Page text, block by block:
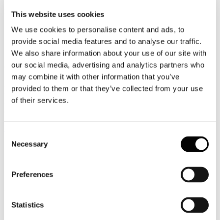
This website uses cookies
We use cookies to personalise content and ads, to
provide social media features and to analyse our traffic.
We also share information about your use of our site with
our social media, advertising and analytics partners who
may combine it with other information that you’ve
provided to them or that they’ve collected from your use
of their services.
Selection
Necessary
Preferences
Statistics
Luglio
2026
News 2026
Boeing: la flotta aerea entro il 2045 toccherà 500mila velivoli
Cieli sempre più affollati da qui ai prossimi 20 anni: entro il 2045 la
flotta mondiale dell’aviazione commerciale toccherà oltre 50.000
aeromobili secondo la previsione contenuta nel Commercial Market
Outlook 2026 di Boeing che prevede un basso impatto delle attuali
criticità del settore sulla crescita di lungo periodo dell’aviazione
News 2026
La transizione culturale dal concetto di possesso del veicolo a quello